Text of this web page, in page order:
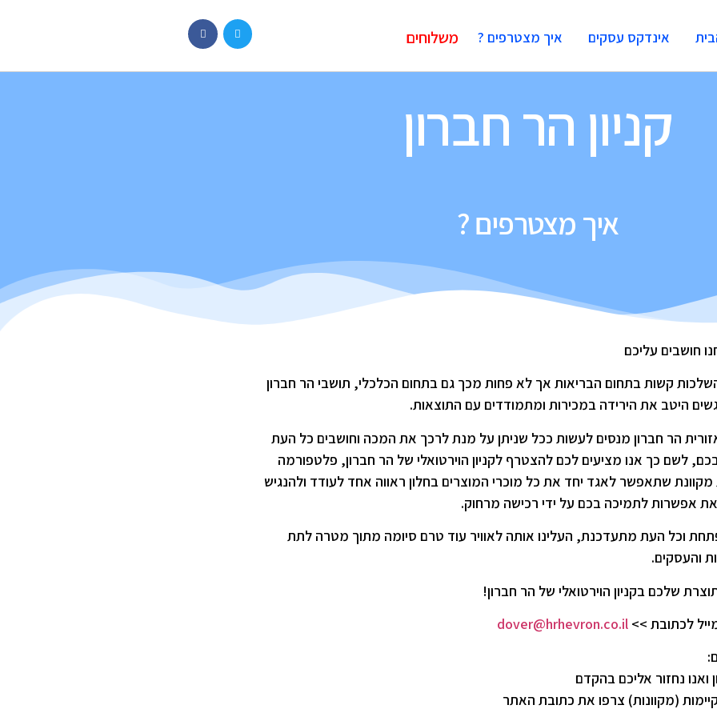
אינדקס עסקים איך מצטרפים ? משלוחים
קניון הר חברון
איך מצטרפים ?
חושבים עליכם
קשות בתחום הבריאות אך לא פחות מכך גם בתחום הכלכלי, תושבי הר חברון
היטב את הירידה במכירות ומתמודדים עם התוצאות.
הר חברון מנסים לעשות ככל שניתן על מנת לרכך את המכה וחושבים כל העת
לשם כך אנו מציעים לכם להצטרף לקניון הוירטואלי של הר חברון, פלטפורמה
מקוונת שתאפשר לאגד יחד את כל מוכרי המוצרים בחלון ראווה אחד לעודד ולהנגיש
את אפשרות לתמיכה בכם על ידי רכישה מרחוק.
וכל העת מתעדכנת, העלינו אותה לאוויר עוד טרם סיומה מתוך מטרה לתת
והעסקים.
שלכם בקניון הוירטואלי של הר חברון!
לכתובת >>
נחזור אליכם בהקדם
(מקוונות) צרפו את כתובת האתר